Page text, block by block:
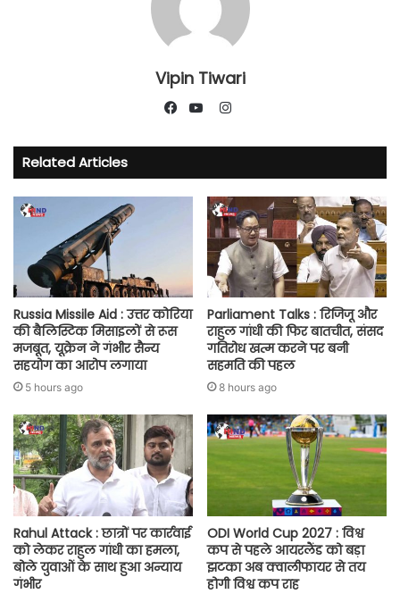
Vipin Tiwari
Instagram
Related Articles
Russia Missile Aid : उत्तर कोरिया
की बैलिस्टिक मिसाइलों से रूस
मजबूत, यूक्रेन ने गंभीर सैन्य
सहयोग का आरोप लगाया
5 hours ago
Parliament Talks : रिजिजू और
राहुल गांधी की फिर बातचीत, संसद
गतिरोध खत्म करने पर बनी
सहमति की पहल
8 hours ago
Rahul Attack : छात्रों पर कार्रवाई
को लेकर राहुल गांधी का हमला,
बोले युवाओं के साथ हुआ अन्याय
गंभीर
ODI World Cup 2027 : विश्व
कप से पहले आयरलैंड को बड़ा
झटका अब क्वालीफायर से तय
होगी विश्व कप राह